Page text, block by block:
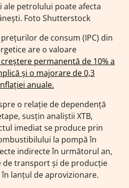
ale petrolului poate afecta
Foto Shutterstock
de consum (IPC) din
are o valoare
permanentă de 10% a
și o majorare de 0,3
anuale.
o relație de dependență
susțin analiștii XTB,
imediat se produce prin
la pompă în
indirecte în următorul an,
de transport și de producție
lanțul de aprovizionare.